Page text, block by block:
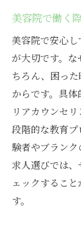
美容師と
美容
成長
法
美
美容
特徴
美容
選び
未経
美容院で働く
美容院で安心
が大切です。
ちろん、困っ
からです。具
リアカウンセ
段階的な教育
験者やブランク
求人選びでは
ェックするこ
す。